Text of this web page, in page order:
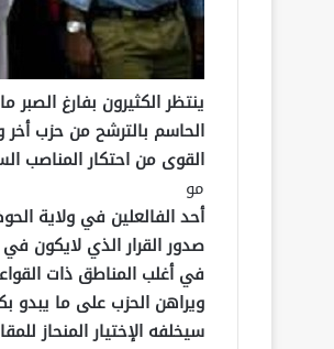
ينتظر الكثيرون بفارغ
الحاسم بالترشح من حزب أخر
القوى من احتكار المناصب
مو
أحد الفالعلين في ولاية
صدور القرار الذي لايكون
في أغلب المناطق ذات
ويراهن الحزب على ما يبدو
سيخلفه الإختيار المنحاز